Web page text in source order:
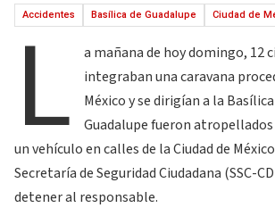
Accidentes Basílica de Guadalupe Ciudad de
L
a mañana de hoy domingo, 12
integraban una caravana
México y se dirigían a la
Guadalupe fueron
un vehículo en calles de la Ciudad de
Secretaría de Seguridad Ciudadana (SSC-
detener al responsable.